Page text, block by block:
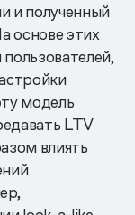
и полученный
основе этих
модель
LTV
влиять